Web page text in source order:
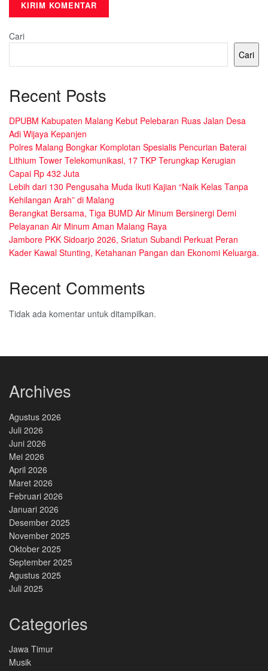
Cari
Cari
Recent Posts
DPUBM Kabupaten Malang Kebut Pelebaran Ruas Jalan Desa
Adi Wijaya Kepanjen
Polres Malang Bongkar Komplotan Spesialis Pencurian Baterai
Lithium Tower Telekomunikasi, 17 TKP Terungkap Kerugian
Capai Rp 432 Juta
Lebih dari 130 Pengusaha Muda Ikuti Kajian “Naik Kelas Tanpa
Kehilangan Arah” di Malang
Berangkat Bersama, Tiga BUMD Air Minum Bersinergi Demi
Pelayanan Air Minum Aman Malang Raya
Jambore PKK Sidoarjo 2026, Sriatun Subandi Perkuat Peran
Kader Kawal Stunting, Ketahanan Pangan dan Ekonomi Keluarga.
Recent Comments
Tidak ada komentar untuk ditampilkan.
Archives
Agustus 2026
Juli 2026
Juni 2026
Mei 2026
April 2026
Maret 2026
Februari 2026
Januari 2026
Desember 2025
November 2025
Oktober 2025
September 2025
Agustus 2025
Juli 2025
Categories
Jawa Timur
Musik